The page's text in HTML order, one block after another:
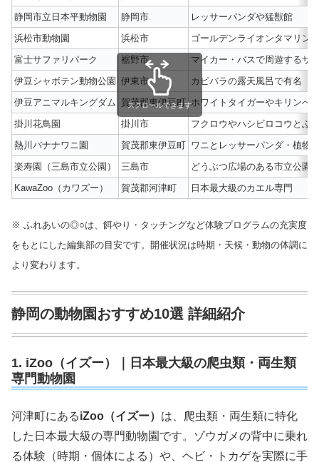
静岡市立日本平動物園
静岡市
レッサーパンダや猛獣館
浜松市動物園
浜松市
ゴールデンライオンタマリン
富士サファリパーク
裾野市
マイカー・バスで周遊するサ
伊豆シャボテン動物公園 伊東市
カピバラの露天風呂で有名
伊豆アニマルキングダム 賀茂郡東伊豆町 ホワイトタイガーやキリンへ
掛川花鳥園
掛川市
フクロウやハシビロコウとふ
熱川バナナワニ園
賀茂郡東伊豆町 ワニとレッサーパンダ・植物
楽寿園（三島市立公園）
三島市
どうぶつ広場のある市立公園
KawaZoo（カワズー）
賀茂郡河津町 日本最大級のカエル専門
スクロールできます
※ ふれあいの◎○は、餌やり・タッチングなど体験プログラムの充実度
をもとにした編集部の目安です。開催状況は時期・天候・動物の体調に
より変わります。
静岡の動物園おすすめ10選 詳細紹介
1. iZoo（イズー）｜日本最大級の爬虫類・両生類
専門動物園
河津町にあるiZoo（イズー） は、爬虫類・両生類に特化
した日本最大級の専門動物園です。ゾウガメの背中に乗れ
る体験（時期・個体による）や、ヘビ・トカゲを実際に手